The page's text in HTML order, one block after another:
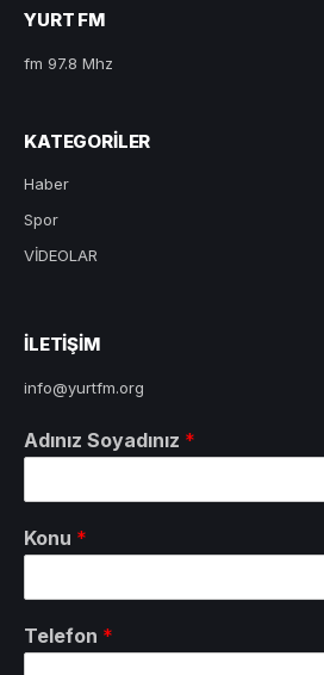
YURT FM
fm 97.8 Mhz
KATEGORILER
Haber
Spor
VİDEOLAR
ILETIŞIM
info@yurtfm.org
Adınız Soyadınız *
Konu *
Telefon *